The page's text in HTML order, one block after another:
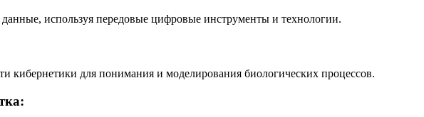
используя передовые цифровые инструменты и технологии.
кибернетики для понимания и моделирования биологических процессов.